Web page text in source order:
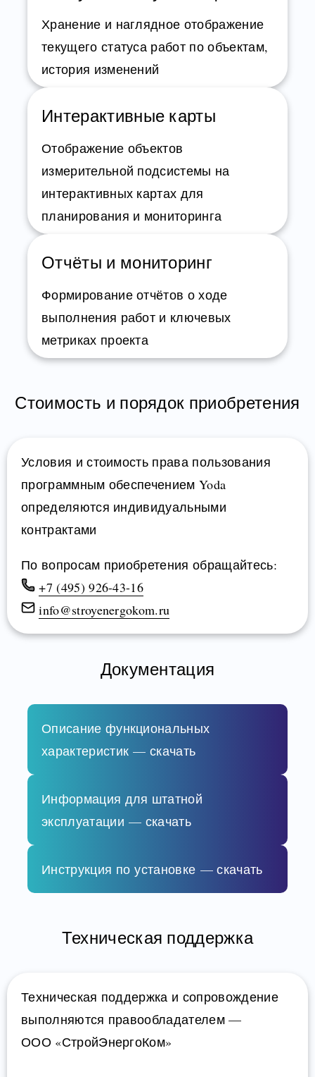
Хранение и наглядное отображение
текущего статуса работ по объектам,
история изменений
Интерактивные карты
Отображение объектов
измерительной подсистемы на
интерактивных картах для
планирования и мониторинга
Отчёты и мониторинг
Формирование отчётов о ходе
выполнения работ и ключевых
метриках проекта
Стоимость и порядок приобретения
Условия и стоимость права пользования
программным обеспечением Yoda
определяются индивидуальными
контрактами
По вопросам приобретения обращайтесь:
+7 (495) 926-43-16
info@stroyenergokom.ru
Документация
Описание функциональных
характеристик — скачать
Информация для штатной
эксплуатации — скачать
Инструкция по установке — скачать
Техническая поддержка
Техническая поддержка и сопровождение
выполняются правообладателем —
ООО «СтройЭнергоКом»